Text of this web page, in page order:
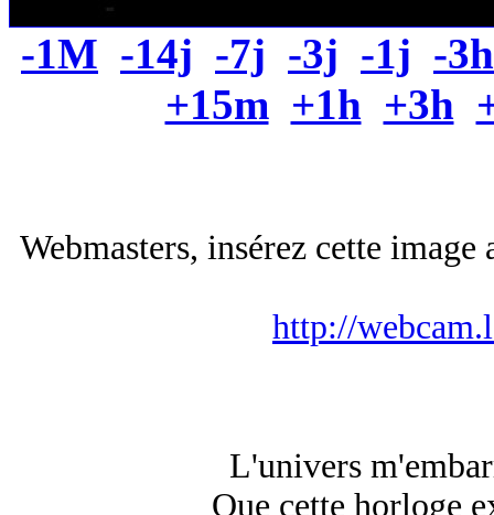
-1M -14j -7j -3j -1j -3h
+15m +1h +3h
Webmasters, insérez cette
http://
L'univers
Que cette horloge